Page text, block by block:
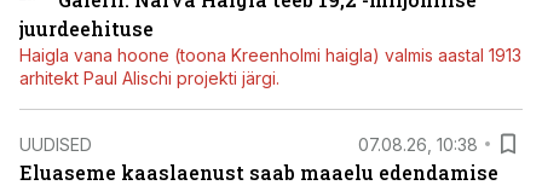
juurdeehituse
Haigla vana hoone (toona Kreenholmi haigla) valmis aastal 1913
arhitekt Paul Alischi projekti järgi.
UUDISED 07.08.26, 10:38
Eluaseme kaaslaenust saab maaelu edendamise